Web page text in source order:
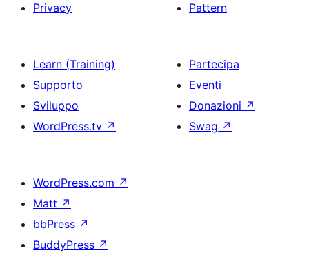
Privacy
Pattern
Learn (Training)
Supporto
Sviluppo
WordPress.tv ↗
Partecipa
Eventi
Donazioni ↗
Swag ↗
WordPress.com ↗
Matt ↗
bbPress ↗
BuddyPress ↗